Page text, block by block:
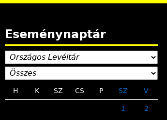
Eseménynaptár
H K SZ CS P SZ V
1 2